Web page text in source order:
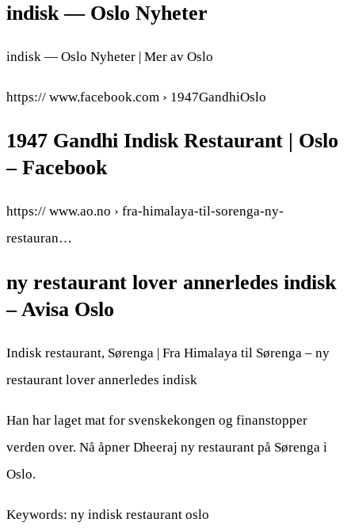
indisk — Oslo Nyheter
indisk — Oslo Nyheter | Mer av Oslo
https:// www.facebook.com › 1947GandhiOslo
1947 Gandhi Indisk Restaurant | Oslo
– Facebook
https:// www.ao.no › fra-himalaya-til-sorenga-ny-
restauran…
ny restaurant lover annerledes indisk
– Avisa Oslo
Indisk restaurant, Sørenga | Fra Himalaya til Sørenga – ny
restaurant lover annerledes indisk
Han har laget mat for svenskekongen og finanstopper
verden over. Nå åpner Dheeraj ny restaurant på Sørenga i
Oslo.
Keywords: ny indisk restaurant oslo